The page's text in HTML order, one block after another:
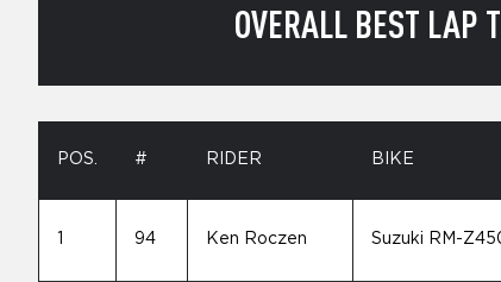
OVERALL BEST
POS. # RIDER BIKE
94 Ken Roczen Suzuki RM-